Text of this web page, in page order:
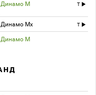
Динамо М T
Динамо Мх
T
Динамо М